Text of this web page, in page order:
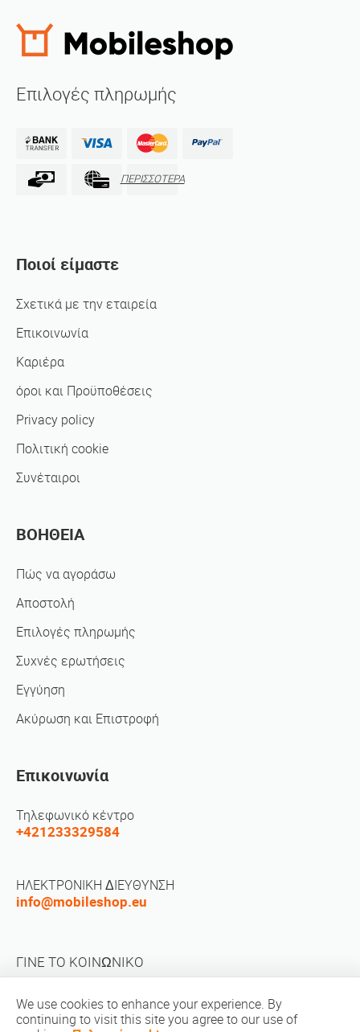
Επιλογές πληρωμής
ΠΕΡΙΣΣΟΤΕΡΑ
Ποιοί είμαστε
Σχετικά με την εταιρεία
Επικοινωνία
Καριέρα
όροι και Προϋποθέσεις
Privacy policy
Πολιτική cookie
Συνέταιροι
ΒΟΗΘΕΙΑ
Πώς να αγοράσω
Αποστολή
Επιλογές πληρωμής
Συχνές ερωτήσεις
Εγγύηση
Ακύρωση και Επιστροφή
Επικοινωνία
Τηλεφωνικό κέντρο
+421233329584
ΗΛΕΚΤΡΟΝΙΚΗ ΔΙΕΥΘΥΝΣΗ
info@mobileshop.eu
ΓΙΝΕ ΤΟ ΚΟΙΝΩΝΙΚΟ
We use cookies to enhance your experience. By
continuing to visit this site you agree to our use of